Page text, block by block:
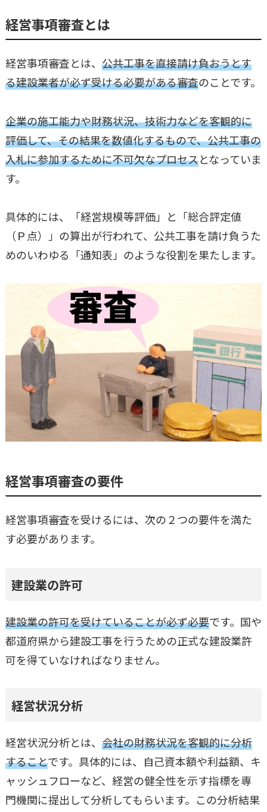
経営事項審査とは
経営事項審査とは、 公共工事を直接請け負おうとす
る建設業者が必ず受ける必要がある審査のことです。
企業の施工能力や財務状況、技術力などを客観的に
評価して、その結果を数値化するもので、公共工事の
入札に参加するために不可欠なプロセスとなっていま
す。
具体的には、「経営規模等評価」と「総合評定値
（Ｐ点）」の算出が行われて、公共工事を請け負うた
めのいわゆる「通知表」のような役割を果たします。
経営事項審査の要件
経営事項審査を受けるには、次の２つの要件を満た
す必要があります。
建設業の許可
建設業の許可を受けていることが必ず必要です。国や
都道府県から建設工事を行うための正式な建設業許
可を得ていなければなりません。
経営状況分析
経営状況分析とは、 会社の財務状況を客観的に分析
することです。具体的には、自己資本額や利益額、キ
ャッシュフローなど、経営の健全性を示す指標を専
門機関に提出して分析してもらいます。この分析結果